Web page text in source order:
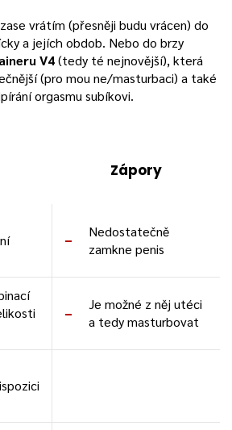
vrátím (přesněji budu vrácen) do
a jejích obdob. Nebo do brzy
V4(tedy té nejnovější), která
(pro mou ne/masturbaci) a také
orgasmu subíkovi.
Zápory
Nedostatečně
zamkne penis
Je možné z něj utéci
a tedy masturbovat